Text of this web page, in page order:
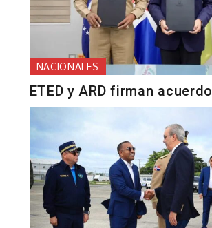
NACIONALES
ETED y ARD firman acuerdo